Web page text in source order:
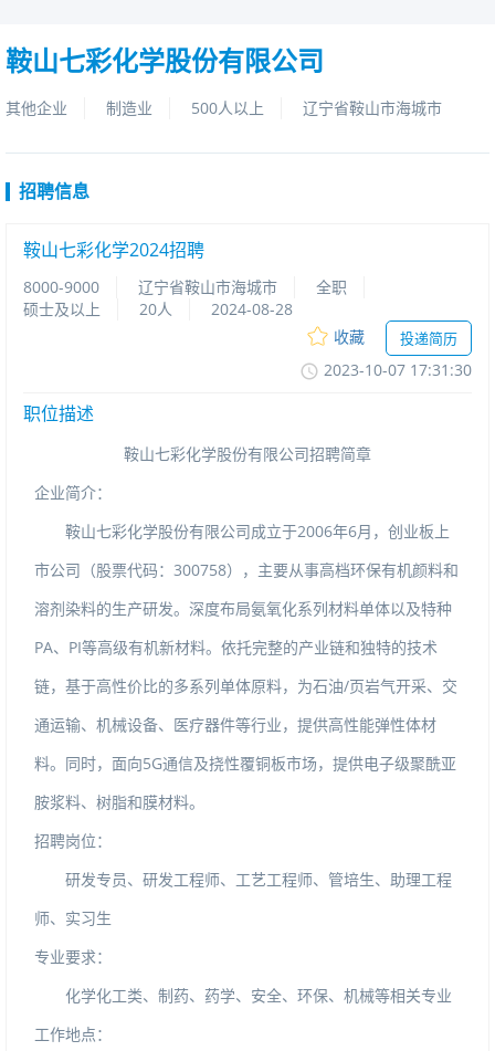
鞍山七彩化学股份有限公司
其他企业 制造业 500人以上 辽宁省鞍山市海城市
招聘信息
鞍山七彩化学2024招聘
8000-9000 辽宁省鞍山市海城市
全职
硕士及以上
20人
2024-08-28
收藏
投递简历
2023-10-0717:31:30
职位描述
鞍山七彩化学股份有限公司招聘简章
企业简介：
鞍山七彩化学股份有限公司成立于2006年6月，创业板上
市公司（股票代码： 300758），主要从事高档环保有机颜料和
溶剂染料的生产研发。深度布局氨氧化系列材料单体以及特种
PA、 PI等高级有机新材料。依托完整的产业链和独特的技术
链，基于高性价比的多系列单体原料，为石油/页岩气开采、交
通运输、机械设备、医疗器件等行业，提供高性能弹性体材
料。同时，面向5G通信及挠性覆铜板市场，提供电子级聚酰亚
胺浆料、树脂和膜材料。
招聘岗位：
研发专员、研发工程师、工艺工程师、管培生、助理工程
师、实习生
专业要求：
化学化工类、制药、药学、安全、环保、机械等相关专业
工作地点：